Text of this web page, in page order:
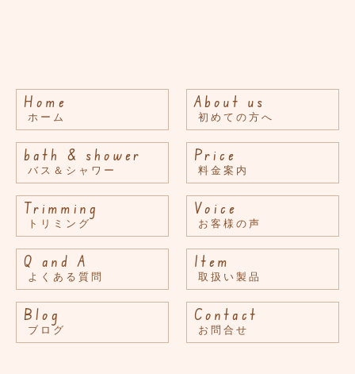
Home
ホーム
About us
初めての方へ
bath & shower
バス＆シャワー
Price
料金案内
Trimming
トリミング
Voice
お客様の声
Q and A
よくある質問
Item
取扱い製品
Blog
ブログ
Contact
お問合せ